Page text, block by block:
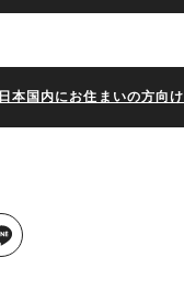
日本国内にお住まいの方向け